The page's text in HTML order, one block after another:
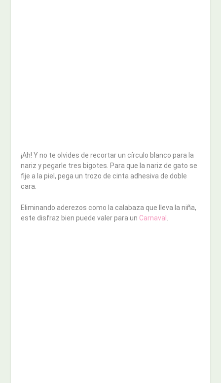
¡Ah! Y no te olvides de recortar un círculo blanco para la
nariz y pegarle tres bigotes. Para que la nariz de gato se
fije a la piel, pega un trozo de cinta adhesiva de doble
cara.
Eliminando aderezos como la calabaza que lleva la niña,
este disfraz bien puede valer para un Carnaval .